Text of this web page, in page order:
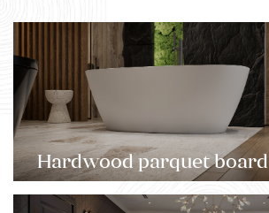
Hardwood parquet board